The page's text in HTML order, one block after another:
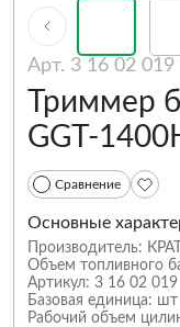
Арт. 3 16 02 019
Триммер
GGT-
Сравнение
Основные
Производитель:
Объем топливного
Артикул: 3 16 02 019
Базовая единица: шт
Рабочий объем